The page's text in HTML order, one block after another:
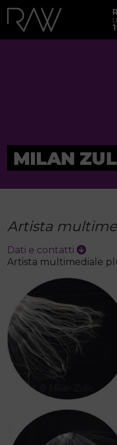
MILAN
Artista
Dati e contatti
Artista multimediale